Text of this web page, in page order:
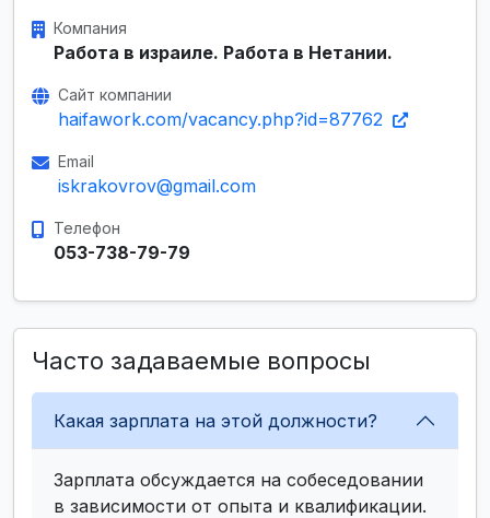
Компания
Работа в израиле. Работа в Нетании.
Сайт компании
haifawork.com/vacancy.php?id=87762
Email
iskrakovrov@gmail.com
Телефон
053-738-79-79
Часто задаваемые вопросы
Какая зарплата на этой должности?
Зарплата обсуждается на собеседовании
в зависимости от опыта и квалификации.